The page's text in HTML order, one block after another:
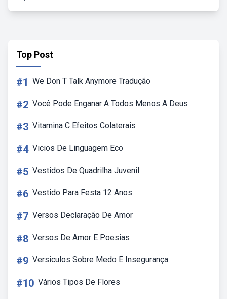
Top Post
#1 We Don T Talk Anymore Tradução
#2 Você Pode Enganar A Todos Menos A Deus
#3 Vitamina C Efeitos Colaterais
#4 Vicios De Linguagem Eco
#5 Vestidos De Quadrilha Juvenil
#6 Vestido Para Festa 12 Anos
#7 Versos Declaração De Amor
#8 Versos De Amor E Poesias
#9 Versiculos Sobre Medo E Insegurança
#10 Vários Tipos De Flores